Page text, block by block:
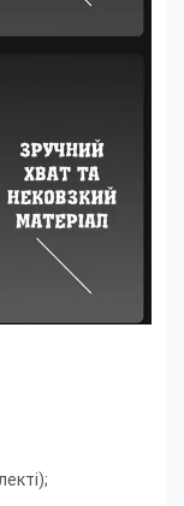
;